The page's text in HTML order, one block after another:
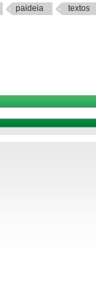
paideia textos